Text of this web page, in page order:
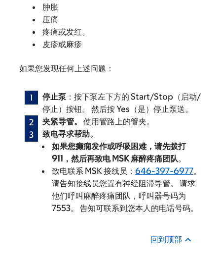
肿胀
压痛
疼痛或发红。
皮疹或麻疹
如果您发现任何上述问题：
停止泵 ：按下泵左下方的 Start/Stop（启动/
停止）按钮。 然后按 Yes（是）停止泵送。
夹紧导管。 使用管路上的管夹。
致电寻求帮助。
如果您癫痫发作或呼吸困难，请先拨打
911， 然后再致电 MSK 麻醉疼痛团队。
致电联系 MSK 接线员： 646-397-6977。
请告知接线员您置有神经阻滞导管。 请求
他们呼叫麻醉疼痛团队，呼叫器号码为
7553。 告知可联系到您本人的电话号码。
回到顶部